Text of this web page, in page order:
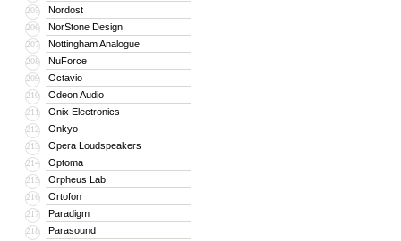
205 Nordost
206 NorStone Design
207 Nottingham Analogue
208 NuForce
209 Octavio
210 Odeon Audio
211 Onix Electronics
212 Onkyo
213 Opera Loudspeakers
214 Optoma
215 Orpheus Lab
216 Ortofon
217 Paradigm
218 Parasound